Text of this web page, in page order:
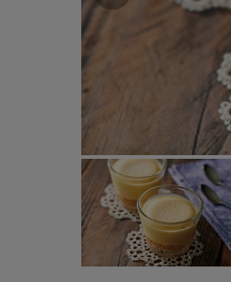
すべ
圧
すべ
圧力鍋
電気